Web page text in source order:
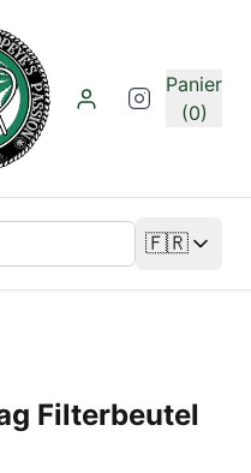
Panier
(0)
🇫🇷
Changer
Filterbeutel